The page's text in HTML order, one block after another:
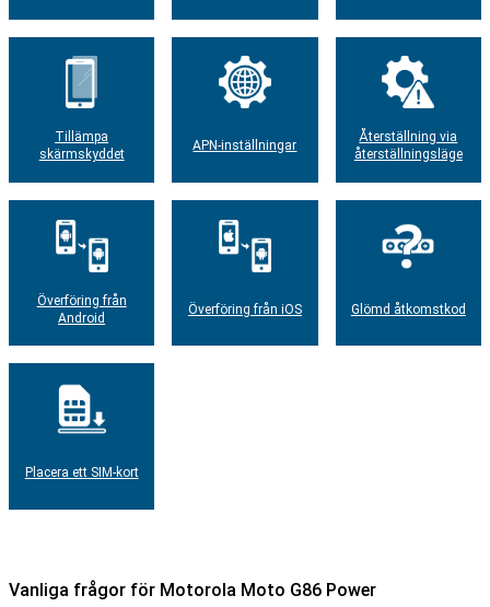
Tillämpa
skärmskyddet
APN-inställningar
Återställning via
återställningsläge
Överföring från
Android
Överföring från iOS Glömd åtkomstkod
Placera ett SIM-kort
Vanliga frågor för Motorola Moto G86 Power